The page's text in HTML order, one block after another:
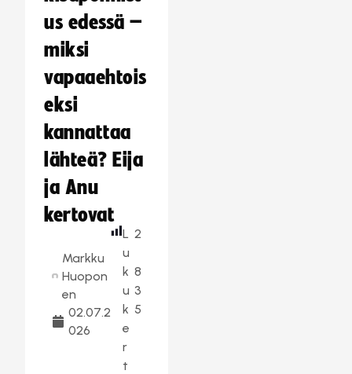
us edessä –
miksi
vapaaehtois
eksi
kannattaa
lähteä? Eija
ja Anu
kertovat
Markku
Huopon
en
02.07.2
026
L
u
k
u
k
e
r
t
2
8
3
5